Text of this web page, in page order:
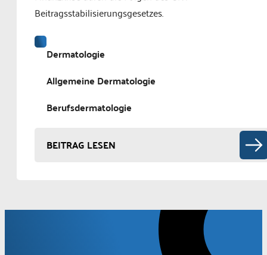
Beitragsstabilisierungsgesetzes.
Dermatologie
Allgemeine Dermatologie
Berufsdermatologie
BEITRAG LESEN